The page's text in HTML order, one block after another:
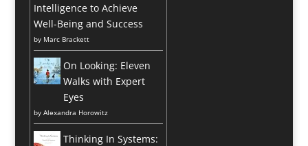
Intelligence to Achieve
Well-Being and Success
by Marc Brackett
On Looking: Eleven
Walks with Expert
Eyes
by Alexandra Horowitz
Thinking In Systems: